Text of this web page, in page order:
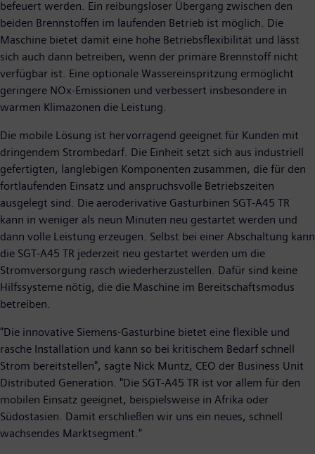
befeuert werden. Ein reibungsloser Übergang zwischen den
beiden Brennstoffen im laufenden Betrieb ist möglich. Die
Maschine bietet damit eine hohe Betriebsflexibilität und lässt
sich auch dann betreiben, wenn der primäre Brennstoff nicht
verfügbar ist. Eine optionale Wassereinspritzung ermöglicht
geringere NOx-Emissionen und verbessert insbesondere in
warmen Klimazonen die Leistung.
Die mobile Lösung ist hervorragend geeignet für Kunden mit
dringendem Strombedarf. Die Einheit setzt sich aus industriell
gefertigten, langlebigen Komponenten zusammen, die für den
fortlaufenden Einsatz und anspruchsvolle Betriebszeiten
ausgelegt sind. Die aeroderivative Gasturbinen SGT-A45 TR
kann in weniger als neun Minuten neu gestartet werden und
dann volle Leistung erzeugen. Selbst bei einer Abschaltung kann
die SGT-A45 TR jederzeit neu gestartet werden um die
Stromversorgung rasch wiederherzustellen. Dafür sind keine
Hilfssysteme nötig, die die Maschine im Bereitschaftsmodus
betreiben.
"Die innovative Siemens-Gasturbine bietet eine flexible und
rasche Installation und kann so bei kritischem Bedarf schnell
Strom bereitstellen", sagte Nick Muntz, CEO der Business Unit
Distributed Generation. "Die SGT-A45 TR ist vor allem für den
mobilen Einsatz geeignet, beispielsweise in Afrika oder
Südostasien. Damit erschließen wir uns ein neues, schnell
wachsendes Marktsegment."